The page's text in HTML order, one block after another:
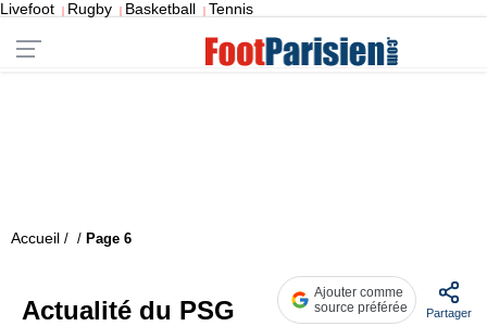
Livefoot | Rugby | Basketball | Tennis
Accueil / / Page 6
Actualité du PSG
Ajouter comme
source préférée
Partager